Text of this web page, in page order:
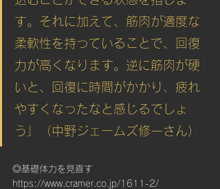
す。それに加えて、筋肉が適度な
柔軟性を持っていることで、回復
力が高くなります。逆に筋肉が硬
いと、回復に時間がかかり、疲れ
やすくなったなと感じるでしょ
う」（中野ジェームズ修一さん）
◎基礎体力を見直す
https://www.cramer.co.jp/1611-2/